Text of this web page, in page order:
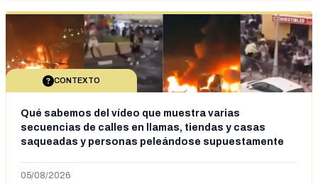
CONTEXTO
Qué sabemos del vídeo que muestra varias
secuencias de calles en llamas, tiendas y casas
saqueadas y personas peleándose supuestamente
situación irregular a Ceuta
05/08/2026